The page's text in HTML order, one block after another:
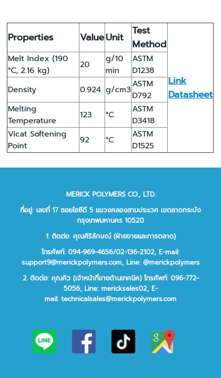
Properties ValueUnit
Test
Method
Link
Datasheet
Melt Index (190
°C, 2.16 kg)
20
g/10
min
ASTM
D1238
Density
0.924 g/cm3ASTM
D792
Melting
Temperature
123 °C
ASTM
D3418
Vicat Softening
Point
92 °C
ASTM
D1525
MERICK POLYMERS CO., LTD.
ที่อยู่: เลขที่ 17 ซอยไอซีดี 5 แขวงคลองสามประเวศ เขตลาดกระบัง
กรุงเทพมหานคร 10520
1. ติดต่อ: คุณศิริลักษณ์ (ฝ่ายขายและการตลาด)
โทรศัพท์: 094-969-4656/02-136-2102, E-mail:
support9@merickpolymers.com, Line: @merickpolymers
2.ติดต่อ: คุณคิว (เจ้าหน้าที่ขายด้านเทคนิค)โทรศัพท์: 096-772-
5056, Line: mericksales02, E-
mail: technicalsales@merickpolymers.com